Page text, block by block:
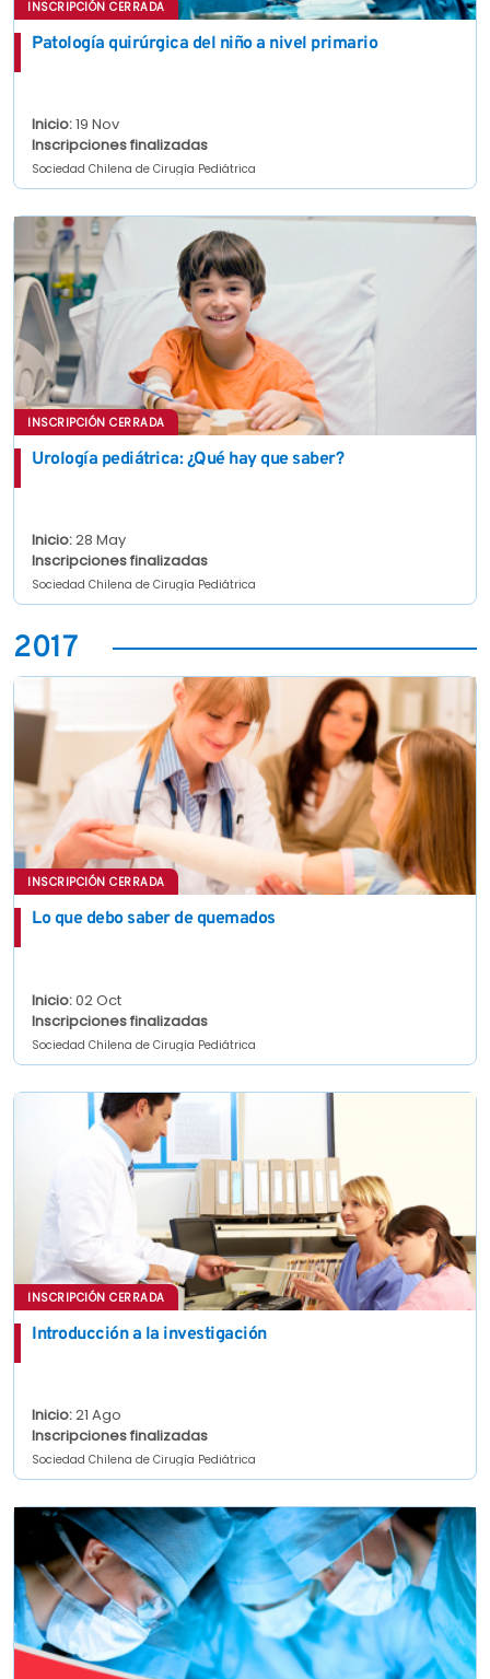
INSCRIPCIÓN CERRADA
Patología quirúrgica del niño a nivel primario
Inicio:19 Nov
Inscripciones finalizadas
Sociedad Chilena de Cirugía Pediátrica
INSCRIPCIÓN CERRADA
Urología pediátrica: ¿Qué hay que saber?
Inicio:28 May
Inscripciones finalizadas
Sociedad Chilena de Cirugía Pediátrica
2017
INSCRIPCIÓN CERRADA
Lo que debo saber de quemados
Inicio:02 Oct
Inscripciones finalizadas
Sociedad Chilena de Cirugía Pediátrica
INSCRIPCIÓN CERRADA
Introducción a la investigación
Inicio:21 Ago
Inscripciones finalizadas
Sociedad Chilena de Cirugía Pediátrica